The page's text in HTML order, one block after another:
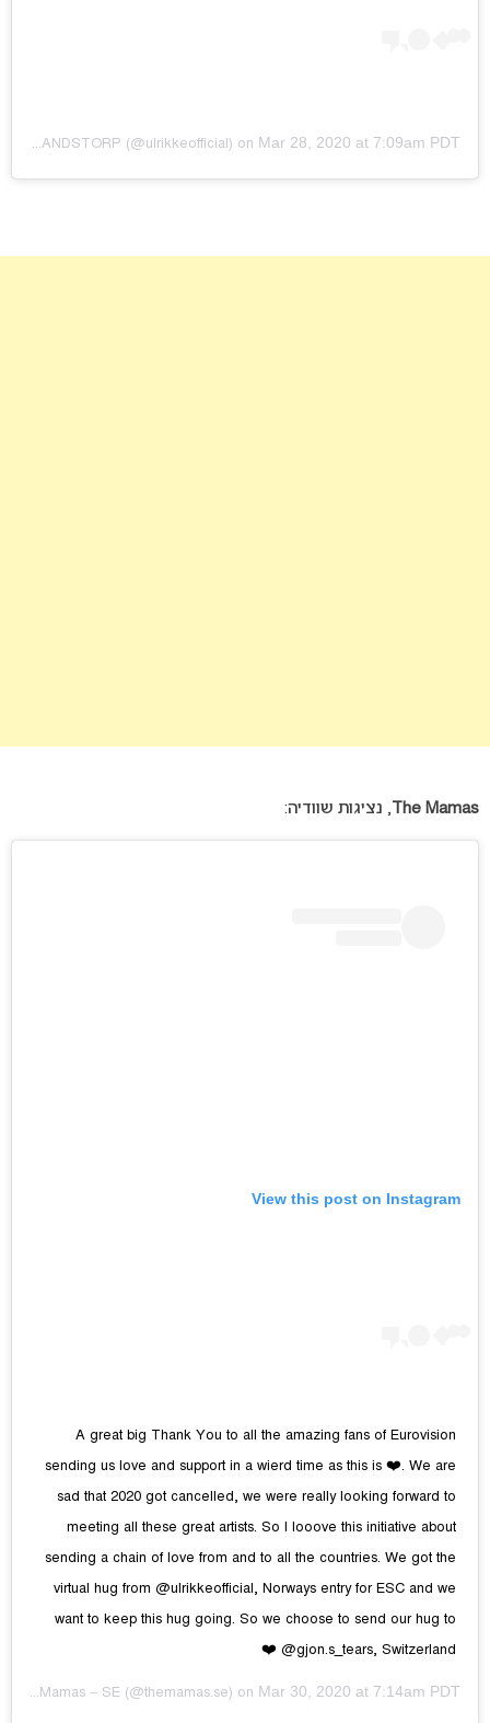
ULRIKKE BRANDSTORP (@ulrikkeofficial) on Mar 28, 2020 at 7:09am PDT
The Mamas, נציגות שוודיה:
View this post on Instagram
A great big Thank You to all the amazing fans of Eurovision
sending us love and support in a wierd time as this is ❤️. We are
sad that 2020 got cancelled, we were really looking forward to
meeting all these great artists. So I looove this initiative about
sending a chain of love from and to all the countries. We got the
virtual hug from @ulrikkeofficial, Norways entry for ESC and we
want to keep this hug going. So we choose to send our hug to
@gjon.s_tears, Switzerland ❤️
The Mamas – SE (@themamas.se) on Mar 30, 2020 at 7:14am PDT